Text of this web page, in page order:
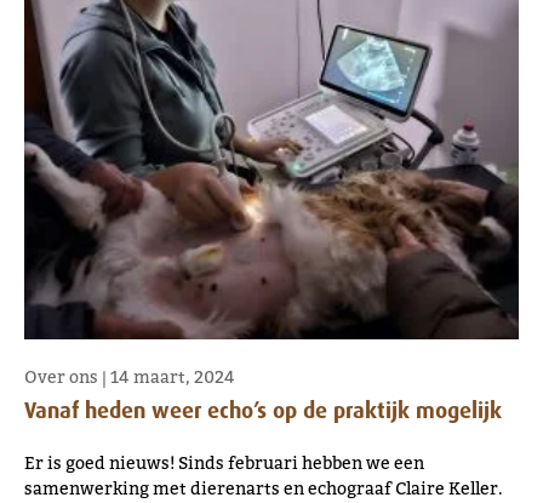
Over ons|14 maart, 2024
Vanaf heden weer echo’s op de praktijk mogelijk
Er is goed nieuws! Sinds februari hebben we een
samenwerking met dierenarts en echograaf Claire Keller.